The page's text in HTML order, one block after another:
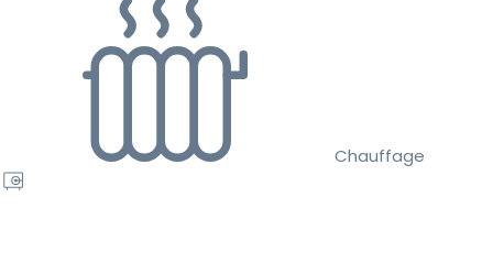
Chauffage